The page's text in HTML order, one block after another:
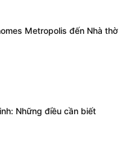
Metropolis đến Nhà thờ
Những điều cần biết